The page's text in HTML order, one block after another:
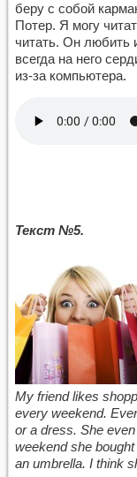
беру с собой
Потер. Я могу
читать. Он любить
всегда на него
из-за компьютера.
Текст №5.
My friend likes
every weekend.
or a dress. She
weekend she
an umbrella. I think